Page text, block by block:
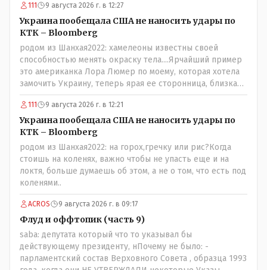
111 9 августа 2026 г. в 12:27
Украина пообещала США не наносить удары по
КТК – Bloomberg
родом из Шанхая2022: хамелеоны известны своей
способностью менять окраску тела....Ярчайший пример
это американка Лора Люмер по моему, которая хотела
замочить Украину, теперь ярая ее сторонница, близкая
к Трампу. Ну и западные страны тем более, которые
предоставляли Зеленскому убежище, чтоб он бежал и
которые развернулись потом на 180 или 360 градусов,
посмотрев на того, как он не сдался, но ты же там сам
живешь и многое знаешь о тех, на кого работаешь.. Это
просто прагматизм и ничего личного. Победим мы, они
встанут под нас и наоборот и все это понимают..
111 9 августа 2026 г. в 12:21
Украина пообещала США не наносить удары по
КТК – Bloomberg
родом из Шанхая2022: на горох,гречку или рис?Когда
стоишь на коленях, важно чтобы не упасть еще и на
локтя, больше думаешь об этом, а не о том, что есть под
коленями..
ACROS 9 августа 2026 г. в 09:17
Флуд и оффтопик (часть 9)
saba: депутата который что то указывал бы
действующему президенту, нПочему не было: -
парламентский состав Верховного Совета , образца 1993